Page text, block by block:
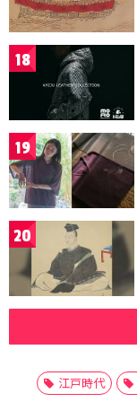
18
19
20
江戸時代